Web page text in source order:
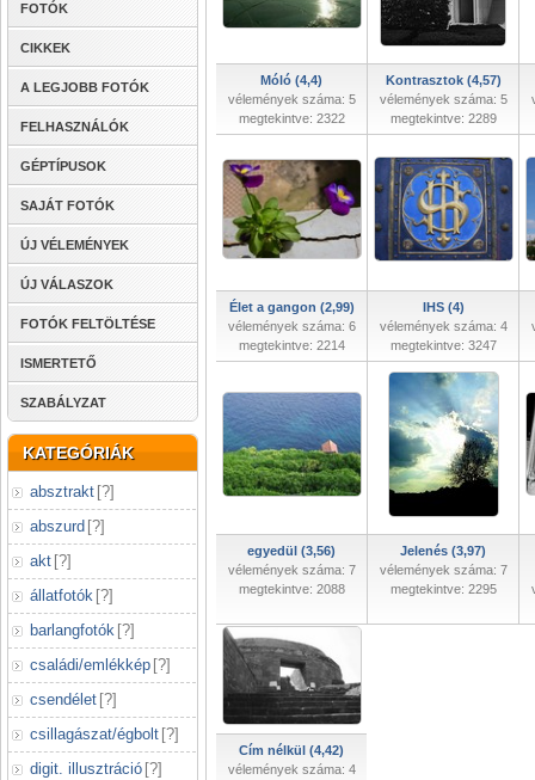
FOTÓK
CIKKEK
A LEGJOBB FOTÓK
FELHASZNÁLÓK
GÉPTÍPUSOK
SAJÁT FOTÓK
ÚJ VÉLEMÉNYEK
ÚJ VÁLASZOK
FOTÓK FELTÖLTÉSE
ISMERTETŐ
SZABÁLYZAT
KATEGÓRIÁK
absztrakt [?]
abszurd [?]
akt [?]
állatfotók [?]
barlangfotók [?]
családi/emlékkép [?]
csendélet [?]
csillagászat/égbolt [?]
digit. illusztráció [?]
Móló (4,4)
vélemények száma: 5
megtekintve: 2322
Kontrasztok (4,57)
vélemények száma: 5
megtekintve: 2289
Élet a gangon (2,99)
vélemények száma: 6
megtekintve: 2214
IHS (4)
vélemények száma: 4
megtekintve: 3247
egyedül (3,56)
vélemények száma: 7
megtekintve: 2088
Jelenés (3,97)
vélemények száma: 7
megtekintve: 2295
Cím nélkül (4,42)
vélemények száma: 4